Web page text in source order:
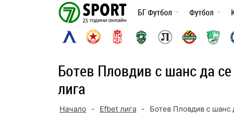
БГ Футбол Футбол
Ботев Пловдив с шанс да
лига
Начало - Efbet лига - Ботев Пловдив с шанс